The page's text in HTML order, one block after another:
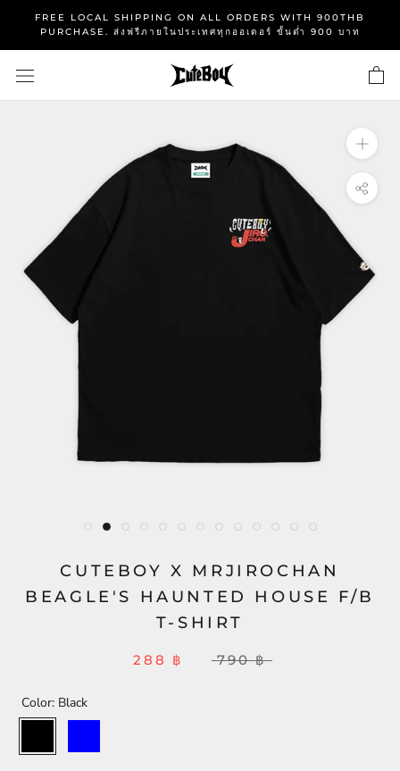
content
FREE LOCAL SHIPPING ON ALL ORDERS WITH 900THB
PURCHASE. ส่งฟรีภายในประเทศทุกออเดอร์ ขั้นต่ำ 900 บาท
CUTEBOY X MRJIROCHAN
BEAGLE'S HAUNTED HOUSE F/B
T-SHIRT
288 ฿ 790 ฿
Color: Black